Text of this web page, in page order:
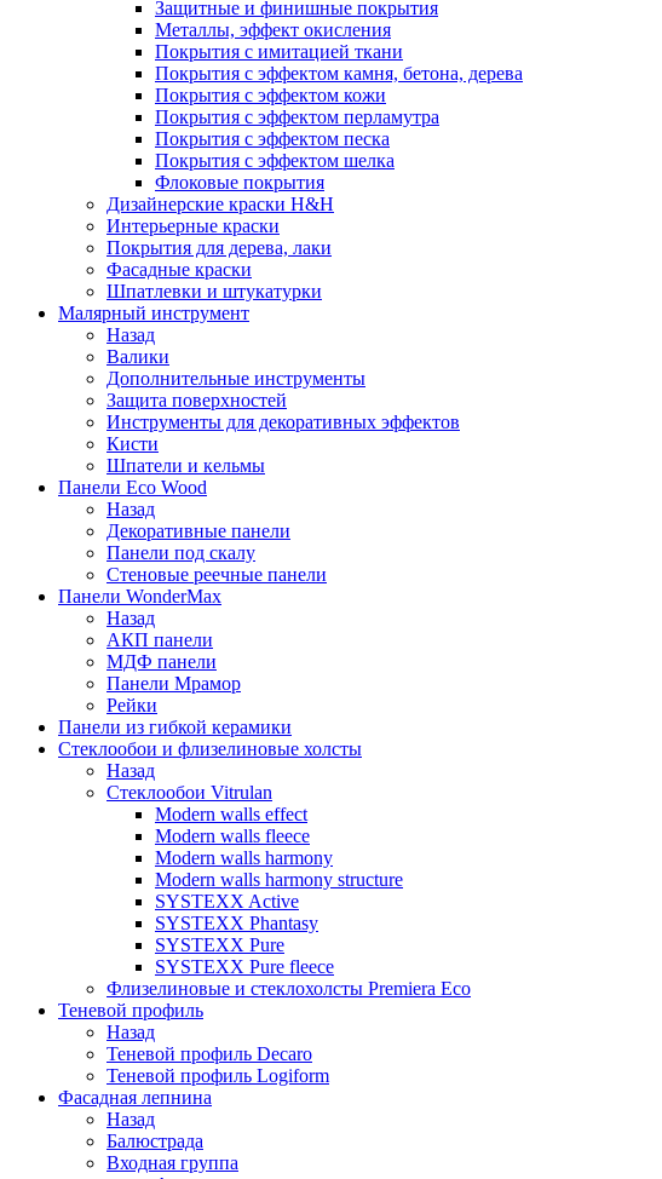
Защитные и финишные покрытия
Металлы, эффект окисления
Покрытия с имитацией ткани
Покрытия с эффектом камня, бетона, дерева
Покрытия с эффектом кожи
Покрытия с эффектом перламутра
Покрытия с эффектом песка
Покрытия с эффектом шелка
Флоковые покрытия
Дизайнерские краски H&H
Интерьерные краски
Покрытия для дерева, лаки
Фасадные краски
Шпатлевки и штукатурки
Малярный инструмент
Назад
Валики
Дополнительные инструменты
Защита поверхностей
Инструменты для декоративных эффектов
Кисти
Шпатели и кельмы
Панели Eco Wood
Назад
Декоративные панели
Панели под скалу
Стеновые реечные панели
Панели WonderMax
Назад
АКП панели
МДФ панели
Панели Мрамор
Рейки
Панели из гибкой керамики
Стеклообои и флизелиновые холсты
Назад
Стеклообои Vitrulan
Modern walls effect
Modern walls fleece
Modern walls harmony
Modern walls harmony structure
SYSTEXX Active
SYSTEXX Phantasy
SYSTEXX Pure
SYSTEXX Pure fleece
Флизелиновые и стеклохолсты Premiera Eco
Теневой профиль
Назад
Теневой профиль Decaro
Теневой профиль Logiform
Фасадная лепнина
Назад
Балюстрада
Входная группа